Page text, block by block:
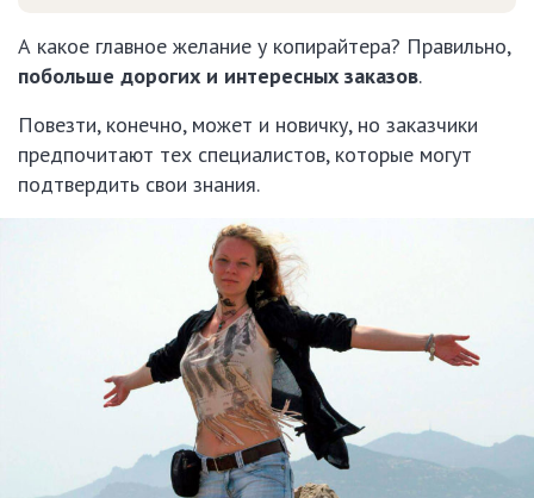
А какое главное желание у копирайтера? Правильно,
побольше дорогих и интересных заказов.
Повезти, конечно, может и новичку, но заказчики
предпочитают тех специалистов, которые могут
подтвердить свои знания.